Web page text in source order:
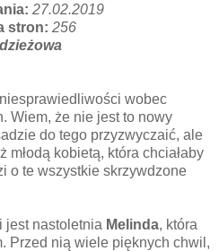
27.02.2019
stron: 256
wobec
Wiem, że nie jest to nowy
do tego przyzwyczaić, ale
młodą kobietą, która chciałaby
o te wszystkie skrzywdzone
jest nastoletnia Melinda, która
Przed nią wiele pięknych chwil,